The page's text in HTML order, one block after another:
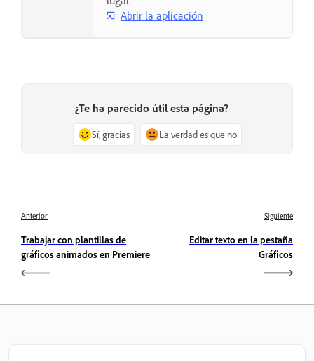
Abrir la aplicación
¿Te ha parecido útil esta página?
Sí, gracias La verdad es que no
Anterior
Trabajar con plantillas de
gráficos animados en Premiere
Siguiente
Editar texto en la pestaña
Gráficos